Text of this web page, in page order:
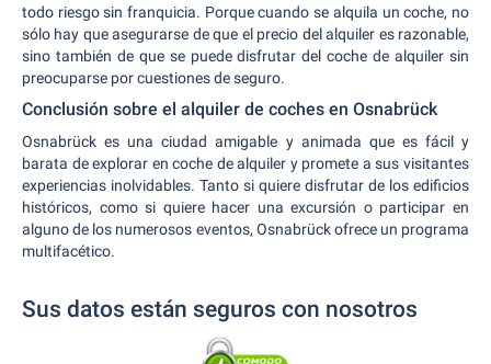
todo riesgo sin franquicia. Porque cuando se alquila un coche, no
sólo hay que asegurarse de que el precio del alquiler es razonable,
sino también de que se puede disfrutar del coche de alquiler sin
preocuparse por cuestiones de seguro.
Conclusión sobre el alquiler de coches en Osnabrück
Osnabrück es una ciudad amigable y animada que es fácil y
barata de explorar en coche de alquiler y promete a sus visitantes
experiencias inolvidables. Tanto si quiere disfrutar de los edificios
históricos, como si quiere hacer una excursión o participar en
alguno de los numerosos eventos, Osnabrück ofrece un programa
multifacético.
Sus datos están seguros con nosotros